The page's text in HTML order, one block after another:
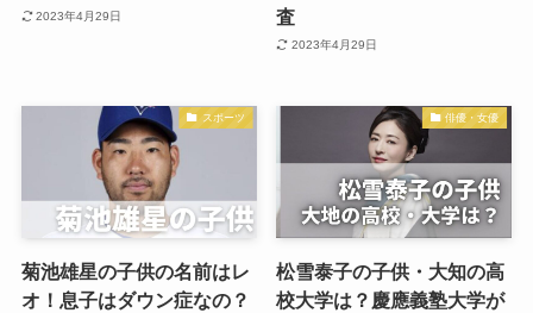
2023年4月29日
査
2023年4月29日
スポーツ
菊池雄星の子供の名前はレ
オ！息子はダウン症なの？
俳優・女優
松雪泰子の子供・大知の高
校大学は？慶應義塾大学が